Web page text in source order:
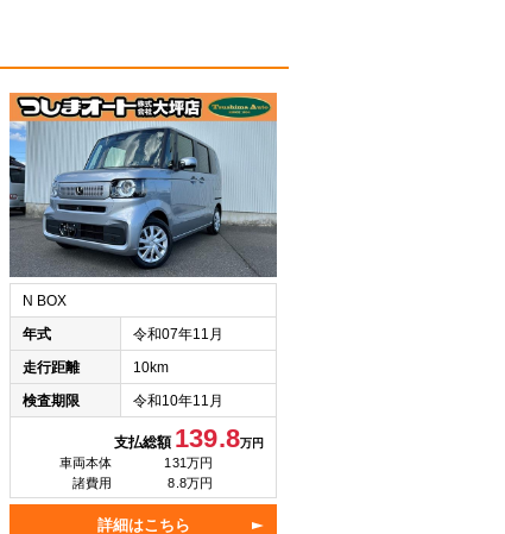
N BOX
年式
令和07年11月
走行距離
10km
検査期限
令和10年11月
支払総額 139.8万円
車両本体
131万円
諸費用
8.8万円
詳細はこちら